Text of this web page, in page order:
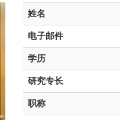
姓名
电子邮件
学历
研究专长
职称